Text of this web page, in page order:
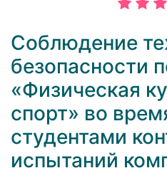
Соблюдение
безопасности
«Физическая
спорт» во
студентами
испытаний